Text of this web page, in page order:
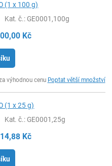
(1 x 100 g)
Kat. č.: GE0001,100g
Kč
výhodnou cenu Poptat větší množství
(1 x 25 g)
Kat. č.: GE0001,25g
Kč